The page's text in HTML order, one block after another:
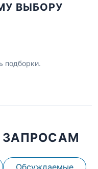
ВЫБОРУ
подборки.
Обсуждаемые